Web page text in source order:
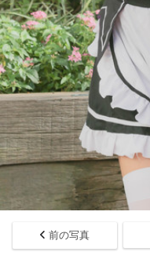
前の写真